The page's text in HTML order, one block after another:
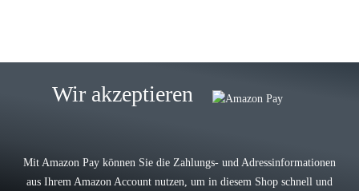
Lieferung, man kann bedenkenlos
Wir akzeptieren
Mit Amazon Pay können Sie die Zahlungs- und Adressinformationen
aus Ihrem Amazon Account nutzen, um in diesem Shop schnell und